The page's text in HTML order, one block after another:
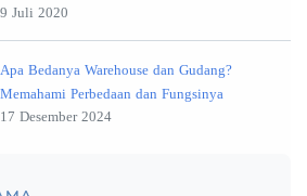
9 Juli 2020
Apa Bedanya Warehouse dan Gudang?
Memahami Perbedaan dan Fungsinya
17 Desember 2024